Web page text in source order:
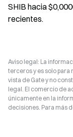
SHIB hacia
recientes.
Aviso legal: La
terceros y es solo para
vista de Gate y no
legal. El comercio de
únicamente en la
decisiones. Para más